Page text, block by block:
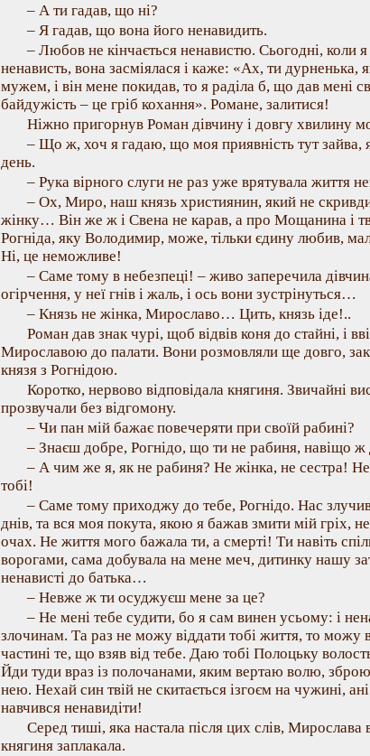
– А ти гадав, що ні?
– Я гадав, що вона його ненавидить.
– Любов не кінчається ненавистю. Сьогодні, коли я
ненависть, вона засміялася і каже: «Ах, ти дурненька,
мужем, і він мене покидав, то я раділа б, що дав мені
байдужість – це гріб кохання». Романе, залитися!
Ніжно пригорнув Роман дівчину і довгу хвилину
– Що ж, хоч я гадаю, що моя приявність тут зайва,
день.
– Рука вірного слуги не раз уже врятувала життя
– Ох, Миро, наш князь християнин, який не
жінку… Він же ж і Свена не карав, а про Мощанина і
Рогніда, яку Володимир, може, тільки єдину любив,
Ні, це неможливе!
– Саме тому в небезпеці! – живо заперечила
огірчення, у неї гнів і жаль, і ось вони зустрінуться…
– Князь не жінка, Мирославо… Цить, князь іде!..
Роман дав знак чурі, щоб відвів коня до стайні, і
Мирославою до палати. Вони розмовляли ще довго,
князя з Рогнідою.
Коротко, нервово відповідала княгиня. Звичайні
прозвучали без відгомону.
– Чи пан мій бажає повечеряти при своїй рабині?
– Знаєш добре, Рогнідо, що ти не рабиня, навіщо ж
– А чим же я, як не рабиня? Не жінка, не сестра! Не
тобі!
– Саме тому приходжу до тебе, Рогнідо. Нас
днів, та вся моя покута, якою я бажав змити мій гріх,
очах. Не життя мого бажала ти, а смерті! Ти навіть
ворогами, сама добувала на мене меч, дитинку нашу
ненависті до батька…
– Невже ж ти осуджуєш мене за це?
– Не мені тебе судити, бо я сам винен усьому: і
злочинам. Та раз не можу віддати тобі життя, то можу
частині те, що взяв від тебе. Даю тобі Полоцьку
Йди туди враз із полочанами, яким вертаю волю,
нею. Нехай син твій не скитається ізгоєм на чужині,
навчився ненавидіти!
Серед тиші, яка настала після цих слів, Мирослава
княгиня заплакала.